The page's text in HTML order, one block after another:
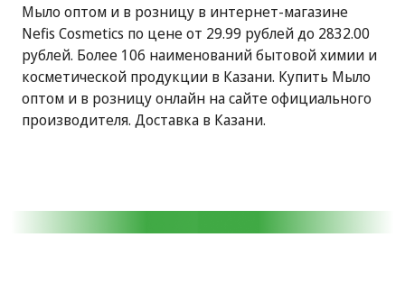
Мыло оптом и в розницу в интернет-магазине
Nefis Cosmetics по цене от 29.99 рублей до 2832.00
рублей. Более 106 наименований бытовой химии и
косметической продукции в Казани. Купить Мыло
оптом и в розницу онлайн на сайте официального
производителя. Доставка в Казани.